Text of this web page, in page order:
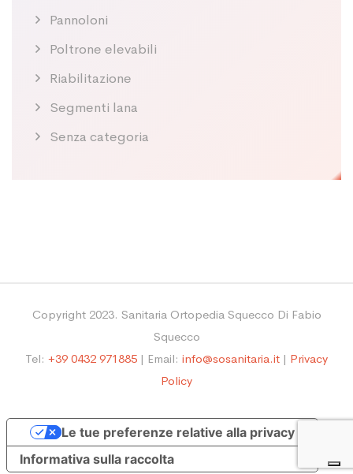
Pannoloni
Poltrone elevabili
Riabilitazione
Segmenti lana
Senza categoria
Copyright 2023. Sanitaria Ortopedia Squecco Di Fabio
Squecco
Tel: +39 0432 971885 | Email: info@sosanitaria.it | Privacy
Policy
Informativa sulla raccolta
Le tue preferenze relative alla privacy